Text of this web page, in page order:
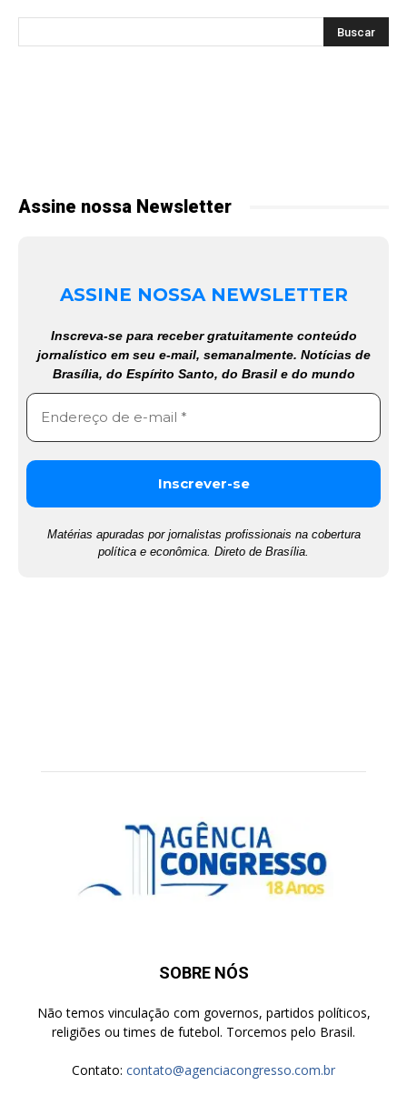
Assine nossa Newsletter
ASSINE NOSSA NEWSLETTER
Inscreva-se para receber gratuitamente conteúdo
jornalístico em seu e-mail, semanalmente. Notícias de
Brasília, do Espírito Santo, do Brasil e do mundo
Matérias apuradas por jornalistas profissionais na cobertura
política e econômica. Direto de Brasília.
SOBRE NÓS
Não temos vinculação com governos, partidos políticos,
religiões ou times de futebol. Torcemos pelo Brasil.
Contato: contato@agenciacongresso.com.br